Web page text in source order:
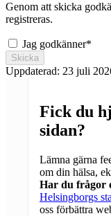
Genom att skicka
registreras.
Jag godkänner*
Skicka
Uppdaterad: 23 juli
Fick du
sidan?
Lämna gärna
om din hälsa,
Har du frågor
Helsingborgs
oss förbättra